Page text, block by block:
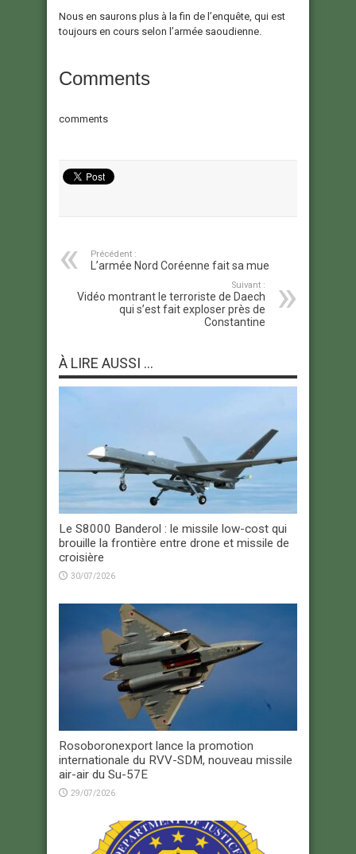
Nous en saurons plus à la fin de l’enquête, qui est
toujours en cours selon l’armée saoudienne.
Comments
comments
Précédent :
L’armée Nord Coréenne fait sa mue
Suivant :
Vidéo montrant le terroriste de Daech
qui s’est fait exploser près de
Constantine
À LIRE AUSSI ...
Le S8000 Banderol : le missile low-cost qui
brouille la frontière entre drone et missile de
croisière
30/07/2026
Rosoboronexport lance la promotion
internationale du RVV-SDM, nouveau missile
air-air du Su-57E
29/07/2026